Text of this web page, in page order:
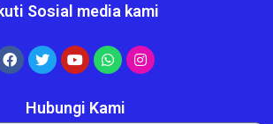
Sosial media kami
Hubungi Kami